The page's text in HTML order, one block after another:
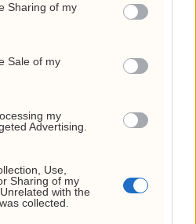
Sharing of my
Sale of my
my
Advertising.
Use,
Sharing of my
with the
collected.
stuper
på topp
verdens land og
som å ha vanskelige